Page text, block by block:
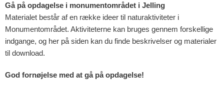
Gå på opdagelse i monumentområdet i Jelling
Materialet består af en række ideer til naturaktiviteter i
Monumentområdet. Aktiviteterne kan bruges gennem forskellige
indgange, og her på siden kan du finde beskrivelser og materialer
til download.
God fornøjelse med at gå på opdagelse!